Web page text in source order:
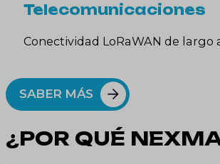
Telecomunicaciones
Conectividad LoRaWAN de largo
SABER MÁS
¿POR QUÉ